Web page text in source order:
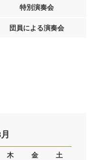
特別演奏会
団員による演奏会
木 金 土